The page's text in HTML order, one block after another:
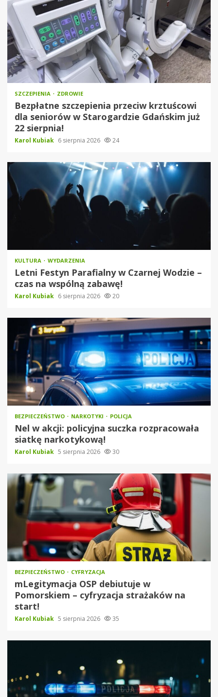
SZCZEPIENIA ZDROWIE
Bezpłatne szczepienia przeciw krztuścowi
dla seniorów w Starogardzie Gdańskim już
22 sierpnia!
Karol Kubiak 6 sierpnia 2026 24
KULTURA WYDARZENIA
Letni Festyn Parafialny w Czarnej Wodzie –
czas na wspólną zabawę!
Karol Kubiak 6 sierpnia 2026 20
BEZPIECZEŃSTWO NARKOTYKI POLICJA
Nel w akcji: policyjna suczka rozpracowała
siatkę narkotykową!
Karol Kubiak 5 sierpnia 2026 30
BEZPIECZEŃSTWO CYFRYZACJA
mLegitymacja OSP debiutuje w
Pomorskiem – cyfryzacja strażaków na
start!
Karol Kubiak 5 sierpnia 2026 35